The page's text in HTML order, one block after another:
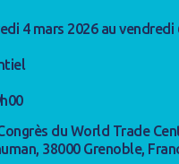
4 mars 2026 au vendredi
du World Trade
38000 Grenoble,